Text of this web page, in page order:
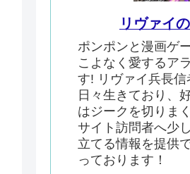
リヴァイ
ポンポンと漫画ゲ
こよなく愛するア
す! リヴァイ兵長信
日々生きており、
はジークを切りま
サイト訪問者へ少
立てる情報を提供
っております！